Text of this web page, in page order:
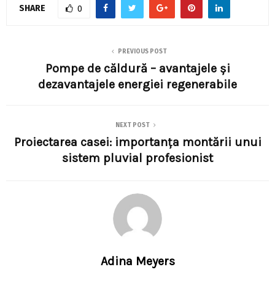
SHARE 0
PREVIOUS POST
Pompe de căldură – avantajele și
dezavantajele energiei regenerabile
NEXT POST
Proiectarea casei: importanța montării unui
sistem pluvial profesionist
Adina Meyers